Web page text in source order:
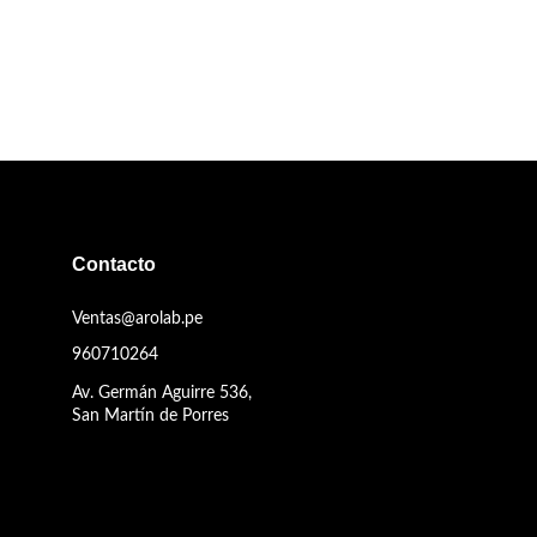
Contacto
Ventas@arolab.pe
960710264
Av. Germán Aguirre 536,
San Martín de Porres